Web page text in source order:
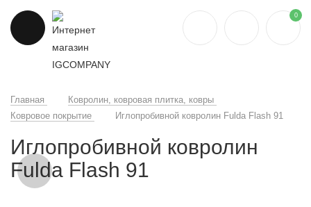
0
Главная
Ковролин, ковровая плитка, ковры
Ковровое покрытие
Иглопробивной ковролин Fulda Flash 91
Иглопробивной ковролин
Fulda Flash 91